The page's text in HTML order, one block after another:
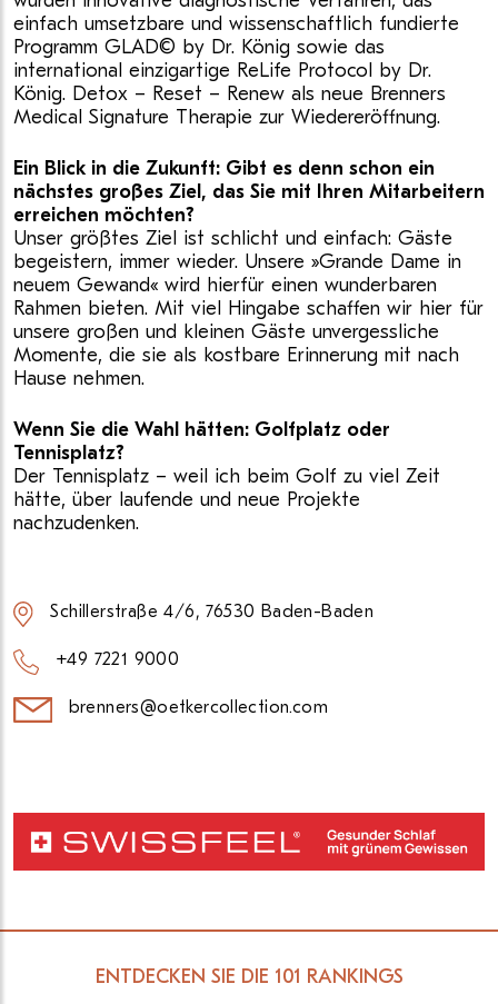
einfach umsetzbare und wissenschaftlich fundierte
Programm GLAD© by Dr. König sowie das
international einzigartige ReLife Protocol by Dr.
König. Detox – Reset – Renew als neue Brenners
Medical Signature Therapie zur Wiedereröffnung.
Ein Blick in die Zukunft: Gibt es denn schon ein
nächstes großes Ziel, das Sie mit Ihren Mitarbeitern
erreichen möchten?
Unser größtes Ziel ist schlicht und einfach: Gäste
begeistern, immer wieder. Unsere »Grande Dame in
neuem Gewand« wird hierfür einen wunderbaren
Rahmen bieten. Mit viel Hingabe schaffen wir hier für
unsere großen und kleinen Gäste unvergessliche
Momente, die sie als kostbare Erinnerung mit nach
Hause nehmen.
Wenn Sie die Wahl hätten: Golfplatz oder
Tennisplatz?
Der Tennisplatz – weil ich beim Golf zu viel Zeit
hätte, über laufende und neue Projekte
nachzudenken.
Schillerstraße 4/6, 76530 Baden-Baden
+49 7221 9000
brenners@oetkercollection.com
ENTDECKEN SIE DIE 101 RANKINGS